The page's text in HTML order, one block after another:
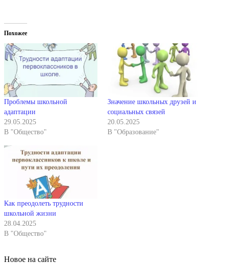
Похожее
Проблемы школьной
адаптации
29.05.2025
В "Общество"
Значение школьных друзей и
социальных связей
20.05.2025
В "Образование"
Как преодолеть трудности
школьной жизни
28.04.2025
В "Общество"
Новое на сайте